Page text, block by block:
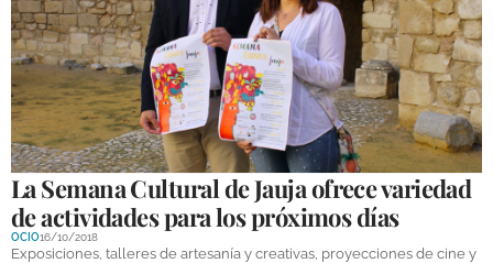
La Semana Cultural de Jauja ofrece variedad
de actividades para los próximos días
OCIO16/10/2018
Exposiciones, talleres de artesanía y creativas, proyecciones de cine y